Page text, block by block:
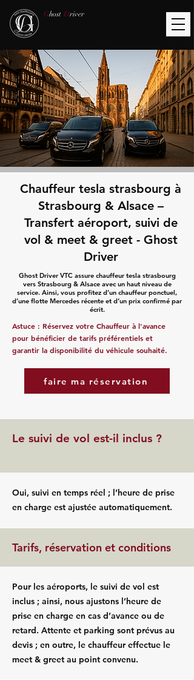
Ghost Driver
Chauffeur tesla strasbourg à
Strasbourg & Alsace –
Transfert aéroport, suivi de
vol & meet & greet - Ghost
Driver
Ghost Driver VTC assure chauffeur tesla strasbourg
vers Strasbourg & Alsace avec un haut niveau de
service. Ainsi, vous profitez d’un chauffeur ponctuel,
d’une flotte Mercedes récente et d’un prix confirmé par
écrit.
Astuce : Réservez votre Chauffeur à l'avance
pour bénéficier de tarifs préférentiels et
garantir la disponibilité du véhicule souhaité.
faire ma réservation
Le suivi de vol est-il inclus ?
Oui, suivi en temps réel ; l’heure de prise
en charge est ajustée automatiquement.
Tarifs, réservation et conditions
Pour les aéroports, le suivi de vol est
inclus ; ainsi, nous ajustons l’heure de
prise en charge en cas d’avance ou de
retard. Attente et parking sont prévus au
devis ; en outre, le chauffeur effectue le
meet & greet au point convenu.